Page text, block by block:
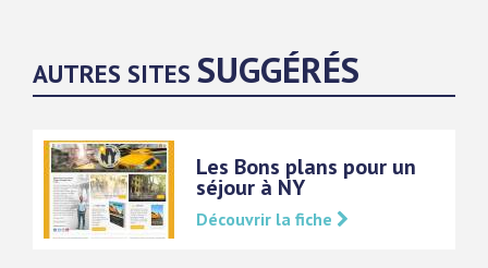
AUTRES SITES SUGGÉRÉS
Les Bons plans pour un
séjour à NY
Découvrir la fiche